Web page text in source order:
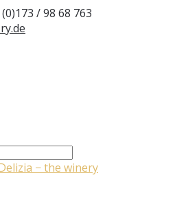
/ 98 68 763